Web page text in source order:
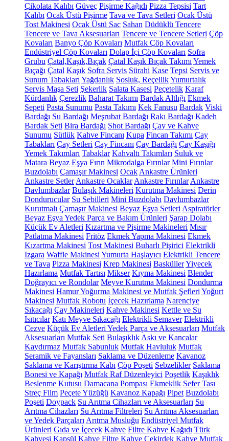
Çikolata Kalıbı Güveç Pişirme Kağıdı Pizza Tepsisi Tart
Kalıbı Ocak Üstü Pişirme Tava ve Tava Setleri Ocak Üstü
Tost Makinesi Ocak Üstü Sac Sahan Düdüklü Tencere
Tencere ve Tava Aksesuarları Tencere ve Tencere Setleri Çöp
Kovaları Banyo Çöp Kovaları Mutfak Çöp Kovaları
Endüstriyel Çöp Kovaları Dolap İçi Çöp Kovaları Sofra
Grubu Çatal,Kaşık,Bıçak Çatal Kaşık Bıçak Takımı Yemek
Bıçağı Çatal Kaşık Sofra Servis Sürahi Kase Tepsi Servis ve
Sunum Tabakları Yağdanlık Sosluk, ReçellikYumurtalık
Servis Maşa Seti Şekerlik Salata Kasesi Peçetelik Karaf
Kürdanlık Çerezlik Baharat Takımı Bardak Altlığı Ekmek
Sepeti Pasta Sunumu Pasta Takımı Kek Fanusu Bardak Viski
Bardağı Su Bardağı Meşrubat Bardağı Rakı Bardağı Kadeh
Bardak Seti Bira Bardağı Shot Bardağı Çay ve Kahve
Sunumu Sütlük Kahve Fincanı Kupa Fincan Takımı Çay
Tabakları Çay Setleri Çay Fincanı Çay Bardağı Çay Kaşığı
Yemek Takımları Tabaklar Kahvaltı Takımları Suluk ve
Matara Beyaz Eşya Fırın Mikrodalga Fırınlar Mini Fırınlar
Buzdolabı Çamaşır Makinesi Ocak Ankastre Ürünleri
Ankastre Setler Ankastre Ocaklar Ankastre Fırınlar Ankastre
Davlumbazlar Bulaşık Makineleri Kurutma Makinesi Derin
Dondurucular Su Sebilleri Mini Buzdolabı Davlumbazlar
Kurutmalı Çamaşır Makinesi Beyaz Eşya Setleri Aspiratörler
Beyaz Eşya Yedek Parça ve Bakım Ürünleri Şarap Dolabı
Küçük Ev Aletleri Kızartma ve Pişirme Makineleri Mısır
Patlatma Makinesi Fritöz Ekmek Yapma Makinesi Ekmek
Kızartma Makinesi Tost Makinesi Buharlı Pişirici Elektrikli
Izgara Waffle Makinesi Yumurta Haşlayıcı Elektrikli Tencere
ve Tava Pizza Makinesi Krep Makinesi BasküllerYiyecek
Hazırlama Mutfak Tartısı Mikser Kıyma Makinesi Blender
Doğrayıcı ve Rondolar Meyve Kurutma Makinesi Dondurma
Makinesi Hamur Yoğurma Makinesi ve Mutfak Şefleri Yoğurt
Makinesi Mutfak Robotu İçecek Hazırlama Narenciye
Sıkacağı Çay Makineleri Kahve Makinesi Kettle ve Su
Isıtıcılar Katı Meyve Sıkacağı Elektrikli Semaver Elektrikli
Cezve Küçük Ev Aletleri Yedek Parça ve Aksesuarları Mutfak
Aksesuarları Mutfak Seti Bulaşıklık Askı ve Kancalar
Kaydırmaz Mutfak Sabunluk Mutfak Havluluk Mutfak
Seramik ve Fayansları Saklama ve Düzenleme Kavanoz
Saklama ve Karıştırma Kabı Çöp Poşeti Sebzelikler Saklama
Bonesi ve Kapağı Mutfak Raf Düzenleyici Poşetlik Kaşıklık
Beslenme Kutusu Damacana Pompası Ekmeklik Sefer Tası
Streç Film Peçete Yüzüğü Kavanoz Kapağı Pipet Buzdolabı
Poşeti Doypack Su Arıtma Cihazları ve Aksesuarları Su
Arıtma Cihazları Su Arıtma Filtreleri Su Arıtma Aksesuarları
ve Yedek Parçaları Arıtma Musluğu Endüstriyel Mutfak
Ürünleri Gıda ve İçecek Kahve Filtre Kahve Kağıdı Türk
Kahvesi Kapsül Kahve Filtre Kahve Çekirdek Kahve Mutfak